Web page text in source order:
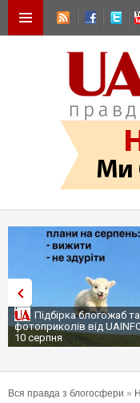
Підбірка блогожаб та
фотоприколів від
10 серпня
Вся правда з блогосфери »